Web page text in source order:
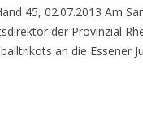
45, 02.07.2013 Am
der Provinzial
an die Essener